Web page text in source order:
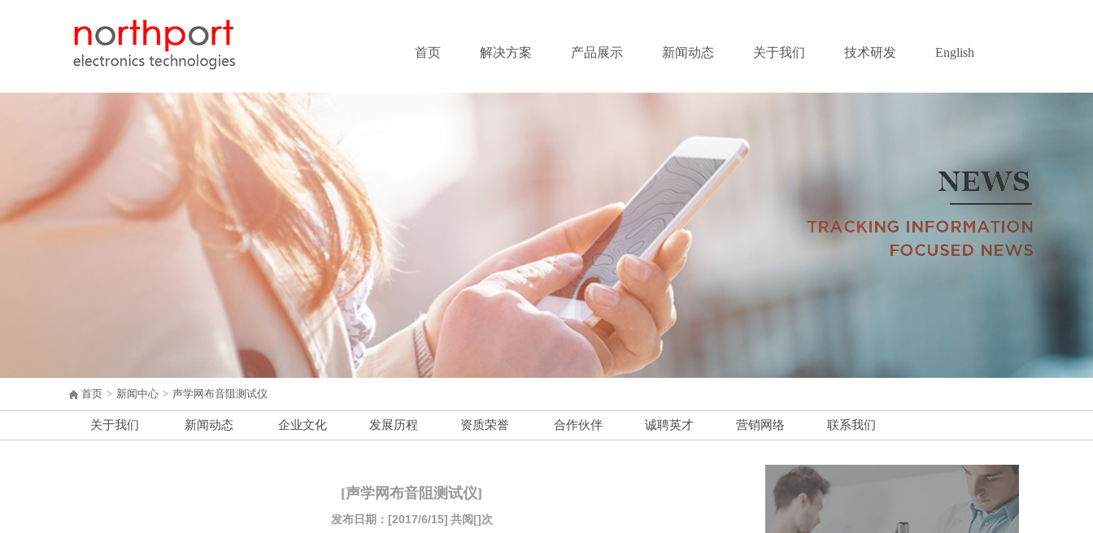
首页 解决方案 产品展示 新闻动态 关于我们 技术研发 English
首页 > 新闻中心 > 声学网布音阻测试仪
关于我们 新闻动态 企业文化 发展历程 资质荣誉 合作伙伴 诚聘英才 营销网络 联系我们
[声学网布音阻测试仪]
发布日期：[2017/6/15] 共阅[]次